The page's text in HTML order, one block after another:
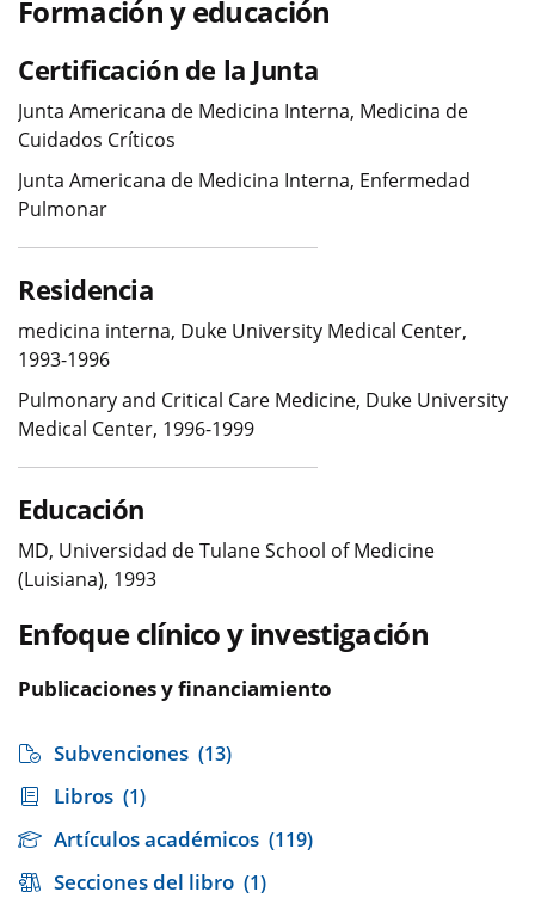
Formación y educación
Certificación de la Junta
Junta Americana de Medicina Interna, Medicina de
Cuidados Críticos
Junta Americana de Medicina Interna, Enfermedad
Pulmonar
Residencia
medicina interna, Duke University Medical Center,
1993-1996
Pulmonary and Critical Care Medicine, Duke University
Medical Center, 1996-1999
Educación
MD, Universidad de Tulane School of Medicine
(Luisiana), 1993
Enfoque clínico y investigación
Publicaciones y financiamiento
Subvenciones (13)
Libros (1)
Artículos académicos (119)
Secciones del libro (1)